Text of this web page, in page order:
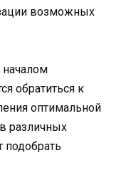
возможных
обратиться к
оптимальной
различных
подобрать